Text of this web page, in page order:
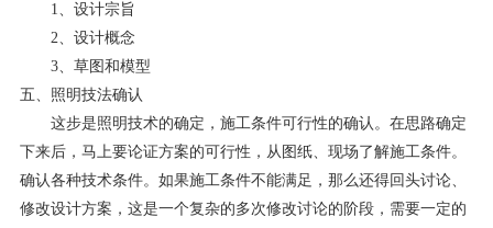
1、设计宗旨
2、设计概念
3、草图和模型
五、照明技法确认
这步是照明技术的确定，施工条件可行性的确认。在思路确定
下来后，马上要论证方案的可行性，从图纸、现场了解施工条件。
确认各种技术条件。如果施工条件不能满足，那么还得回头讨论、
修改设计方案，这是一个复杂的多次修改讨论的阶段，需要一定的